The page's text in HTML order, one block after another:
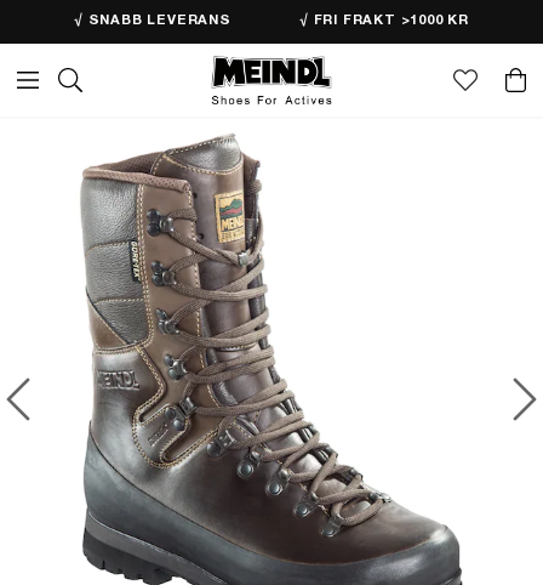
√ SNABB LEVERANS √ FRI FRAKT >1000 KR